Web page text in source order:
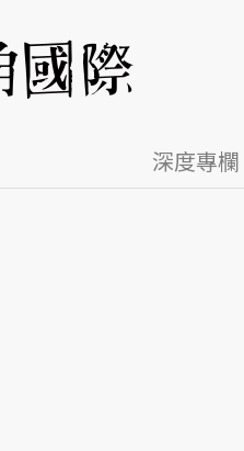
深度專欄